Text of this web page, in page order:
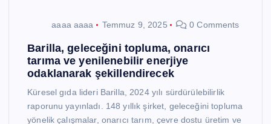
aaaa aaaa Temmuz 9, 2025 0 Comments
Barilla, geleceğini topluma, onarıcı
tarıma ve yenilenebilir enerjiye
odaklanarak şekillendirecek
Küresel gıda lideri Barilla, 2024 yılı sürdürülebilirlik
raporunu yayınladı. 148 yıllık şirket, geleceğini topluma
yönelik çalışmalar, onarıcı tarım, çevre dostu üretim ve